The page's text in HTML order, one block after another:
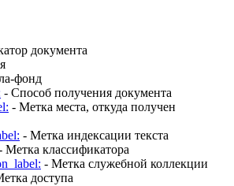
документа
фонд
- Способ получения документа
- Метка места, откуда получен
- Метка индексации текста
Метка классификатора
- Метка служебной коллекции
доступа